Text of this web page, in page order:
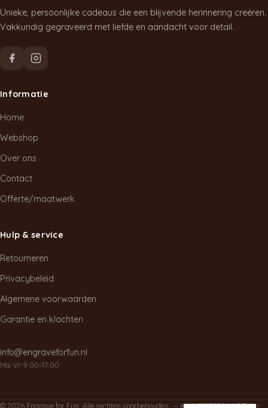
Deze
optie
gekozen
op
de
Unieke, persoonlijke cadeaus die een blijvende herinnering creëren.
Vakkundig gegraveerd met liefde en aandacht voor detail.
Informatie
Home
Webshop
Over ons
Contact
Offerte/maatwerk
Hulp & service
Retourneren
Privacybeleid
Algemene voorwaarden
Garantie en klachten
info@engraveforfun.nl
Ma-Vr 9:00–17:00
© 2026 Engrave for Fun. Alle rechten voorbehouden. — KvK: 93135300 | BTWnr: